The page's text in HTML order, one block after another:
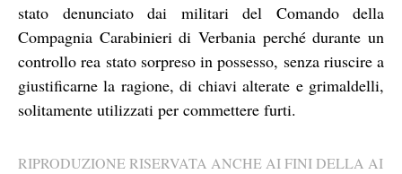
stato denunciato dai militari del Comando della
Compagnia Carabinieri di Verbania perché durante un
controllo rea stato sorpreso in possesso, senza riuscire a
giustificarne la ragione, di chiavi alterate e grimaldelli,
solitamente utilizzati per commettere furti.
RIPRODUZIONE RISERVATA ANCHE AI FINI DELLA AI